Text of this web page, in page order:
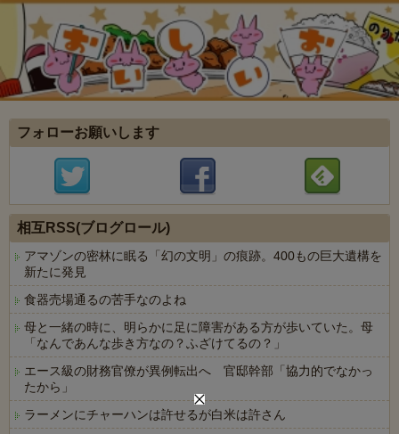
フォローお願いします
相互RSS(ブログロール)
アマゾンの密林に眠る「幻の文明」の痕跡。400もの巨大遺構を
新たに発見
食器売場通るの苦手なのよね
母と一緒の時に、明らかに足に障害がある方が歩いていた。母
「なんであんな歩き方なの？ふざけてるの？」
エース級の財務官僚が異例転出へ 官邸幹部「協力的でなかっ
たから」
ラーメンにチャーハンは許せるが白米は許さん